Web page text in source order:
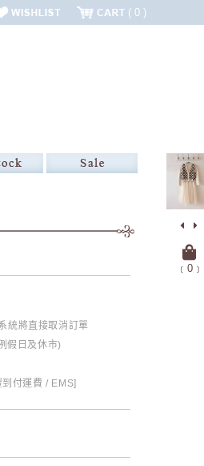
0
﹝ 0﹞
統將直接取消訂單
假日及休市)
付運費 / EMS]